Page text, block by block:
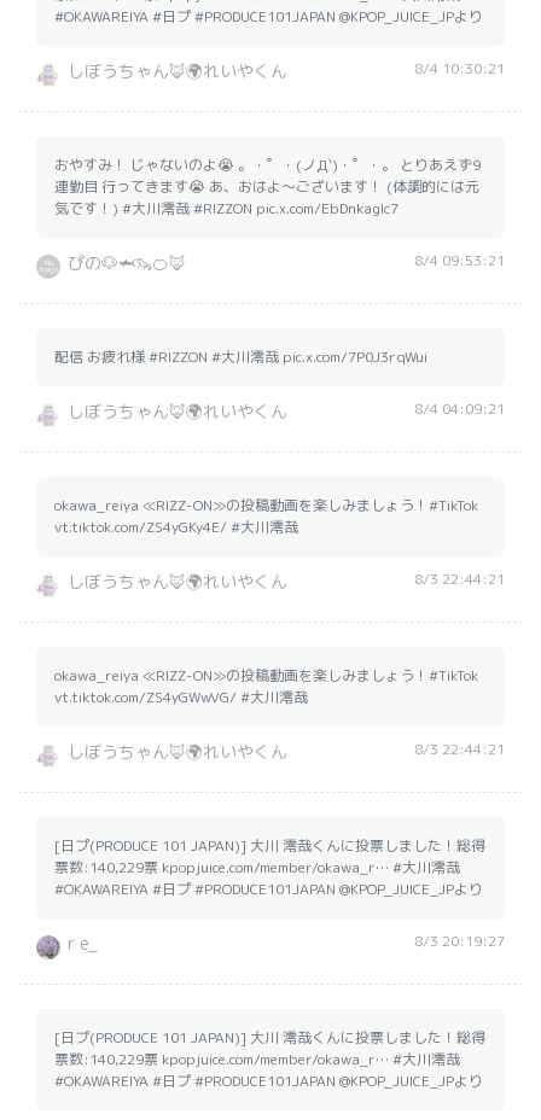
#OKAWAREIYA #日プ #PRODUCE101JAPAN @KPOP_JUICE_JPより
しぼうちゃん🦊🌍れいやくん 8/4 10:30:21
おやすみ！ じゃないのよ😭 。・゜・(ノД`)・゜・。 とりあえず9
連勤目 行ってきます😭 あ、おはよ〜ございます！ (体調的には元
気です！) #大川澪哉 #RIZZON pic.x.com/EbDnkaglc7
ぴの🐶🦈🦦🍊🦊 8/4 09:53:21
配信 お疲れ様 #RIZZON #大川澪哉 pic.x.com/7P0J3rqWui
しぼうちゃん🦊🌍れいやくん 8/4 04:09:21
okawa_reiya ≪RIZZ-ON≫の投稿動画を楽しみましょう！#TikTok
vt.tiktok.com/ZS4yGKy4E/ #大川澪哉
しぼうちゃん🦊🌍れいやくん 8/3 22:44:21
okawa_reiya ≪RIZZ-ON≫の投稿動画を楽しみましょう！#TikTok
vt.tiktok.com/ZS4yGWwVG/ #大川澪哉
しぼうちゃん🦊🌍れいやくん 8/3 22:44:21
[日プ(PRODUCE 101 JAPAN)] 大川 澪哉くんに投票しました！総得
票数:140,229票 kpopjuice.com/member/okawa_r… #大川澪哉
#OKAWAREIYA #日プ #PRODUCE101JAPAN @KPOP_JUICE_JPより
r e_ 8/3 20:19:27
[日プ(PRODUCE 101 JAPAN)] 大川 澪哉くんに投票しました！総得
票数:140,229票 kpopjuice.com/member/okawa_r… #大川澪哉
#OKAWAREIYA #日プ #PRODUCE101JAPAN @KPOP_JUICE_JPより